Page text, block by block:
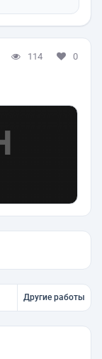
114 0
Другие работы